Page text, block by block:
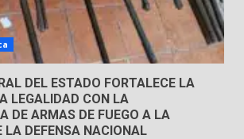
Envía Gobierno de la Gente más
de 77 mil
30 de julio de 2026
DEL ESTADO FORTALECE LA
LEGALIDAD CON LA
DE ARMAS DE FUEGO A LA
LA DEFENSA NACIONAL